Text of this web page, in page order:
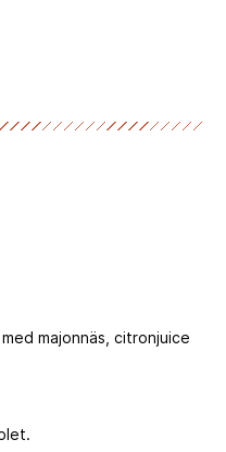
majonnäs, citronjuice